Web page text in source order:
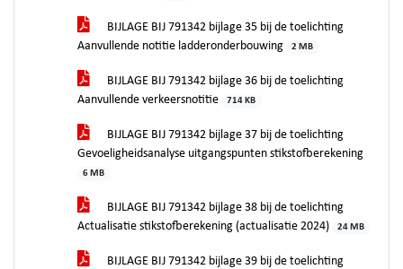
BIJLAGE BIJ 791342 bijlage 35 bij de toelichting
Aanvullende notitie ladderonderbouwing
2 MB
BIJLAGE BIJ 791342 bijlage 36 bij de toelichting
Aanvullende verkeersnotitie
714 KB
BIJLAGE BIJ 791342 bijlage 37 bij de toelichting
Gevoeligheidsanalyse uitgangspunten stikstofberekening
6 MB
BIJLAGE BIJ 791342 bijlage 38 bij de toelichting
Actualisatie stikstofberekening (actualisatie 2024)
24 MB
BIJLAGE BIJ 791342 bijlage 39 bij de toelichting